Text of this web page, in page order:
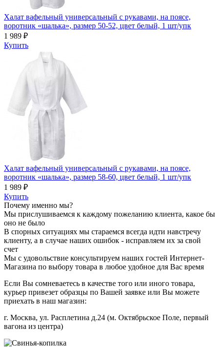
Халат вафельный универсальный с рукавами, на поясе,
воротник «шалька», размер 50-52, цвет белый, 1 шт/упк
1 989 ₽
Купить
Халат вафельный универсальный с рукавами, на поясе,
воротник «шалька», размер 58-60, цвет белый, 1 шт/упк
1 989 ₽
Купить
Почему именно мы?
Мы прислушиваемся к каждому пожеланию клиента, какое бы
оно не было
В спорных ситуациях мы стараемся всегда идти навстречу
клиенту, а в случае наших ошибок - исправляем их за свой
счет
Мы с удовольствие консультируем наших гостей Интернет-
Магазина по выбору товара в любое удобное для Вас время
Если Вы сомневаетесь в качестве того или иного товара,
курьер привезет образцы по Вашей заявке или Вы можете
приехать в наш магазин:
г. Москва, ул. Расплетина д.24 (м. Октябрьское Поле, первый
вагона из центра)